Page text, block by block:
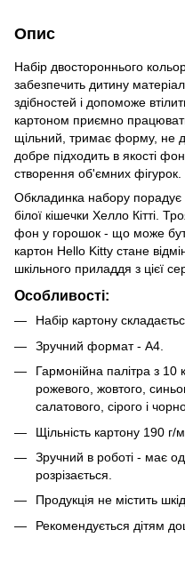
Опис
Набір двостороннього
забезпечить дитину
здібностей і допоможе
картоном приємно
щільний, тримає форму, не
добре підходить в якості
створення об'ємних фігурок.
Обкладинка набору
білої кішечки Хелло Кітті.
фон у горошок - що може
картон Hello Kitty стане
шкільного приладдя з цієї
Особливості:
Набір картону
Зручний формат - А4.
Гармонійна палітра з 10
рожевого, жовтого,
салатового, сірого і
Щільність картону 190 г/
Зручний в роботі - має
розрізається.
Продукція не містить
Рекомендується дітям